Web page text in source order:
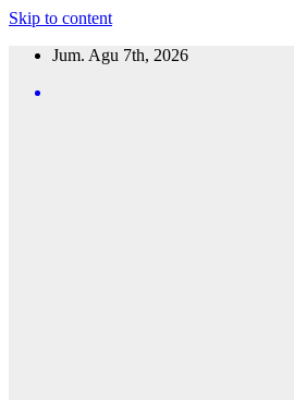
Skip to content
Jum. Agu 7th, 2026